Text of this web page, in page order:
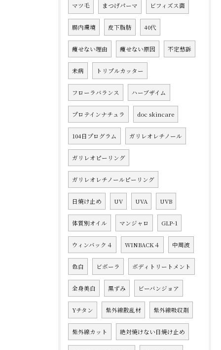
マツ毛 まつげパーマ ビフィズス菌
腸内環境 皮下脂肪 40代
痩せない理由 痩せない原因 不定愁訴
未病 トリプルカッター
フローラバランス ハーブザイム
プロテインナチュラ doc skincare
104日プログラム ガリレオレチノール
ガリレオピーリング
ガリレオレチノールピーリング
日焼け止め UV UVA UVB
体質別オイル マンジャロ GLP-1
ウィンバック４ WINBACK４ 中周波
色白 ビボーラ ボディトリートメント
全身美白 黒ずみ ビーバンジョア
Yチタン 紫外線散乱材 紫外線吸収剤
紫外線カット 絶対焼けない日焼け止め